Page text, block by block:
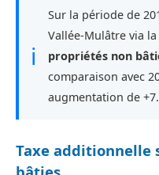
ℹ
Sur la période de
Vallée-Mulâtre via la
propriétés non
comparaison avec
augmentation de
Taxe additionnelle